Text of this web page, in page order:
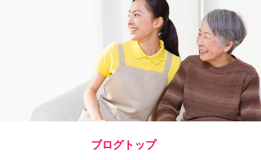
ブログトップ